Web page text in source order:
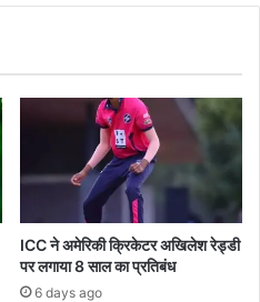
ICC ने अमेरिकी क्रिकेटर अखिलेश रेड्डी
पर लगाया 8 साल का प्रतिबंध
6 days ago